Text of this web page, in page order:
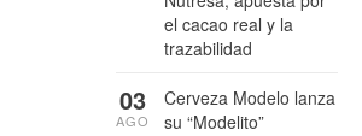
el cacao real y la
trazabilidad
Cerveza Modelo lanza
su “Modelito”
03
AGO